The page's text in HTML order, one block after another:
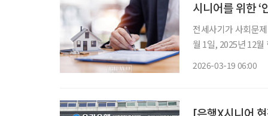
시니어를 위한 ‘
전세사기가 사회문
월 1일, 2025년 12
2026-03-19 06:00